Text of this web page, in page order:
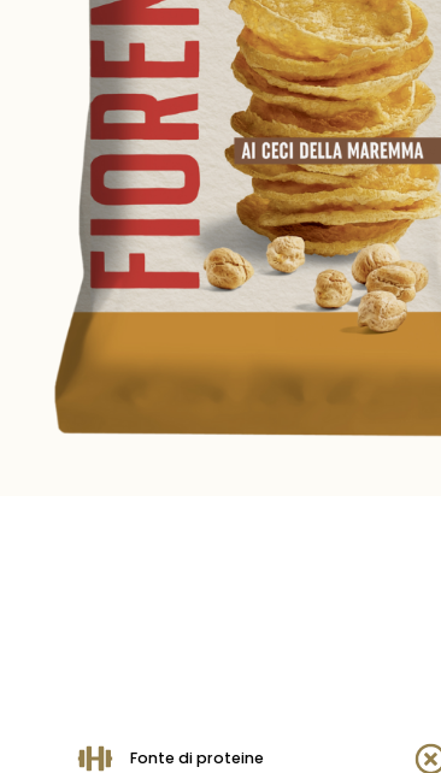
Fonte di proteine